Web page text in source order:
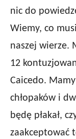
nic do
Wiemy, co
naszej wierze.
12
Caicedo.
chłopaków i
będę płakał,
zaakceptować